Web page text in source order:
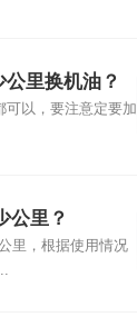
里换机油？
可以，要注意定要加
公里？
里，根据使用情况